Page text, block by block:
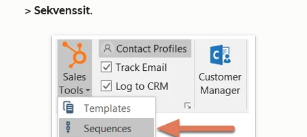
> Sekvenssit.